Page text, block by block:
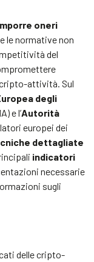
oneri
le normative non
del
cripto-attività. Sul
degli
e l’Autorità
europei dei
dettagliate
indicatori
necessarie
sugli
delle cripto-